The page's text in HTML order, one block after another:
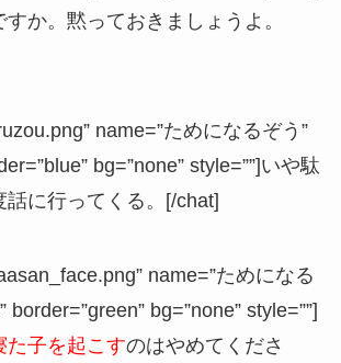
か。黙っておきましょうよ。
name=”ためになるぞう”
bg=”none” style=””]いや駄
話に行ってくる。[/chat]
name=”ためになる
border=”green” bg=”none” style=””]
た子を起こすのはやめてくださ